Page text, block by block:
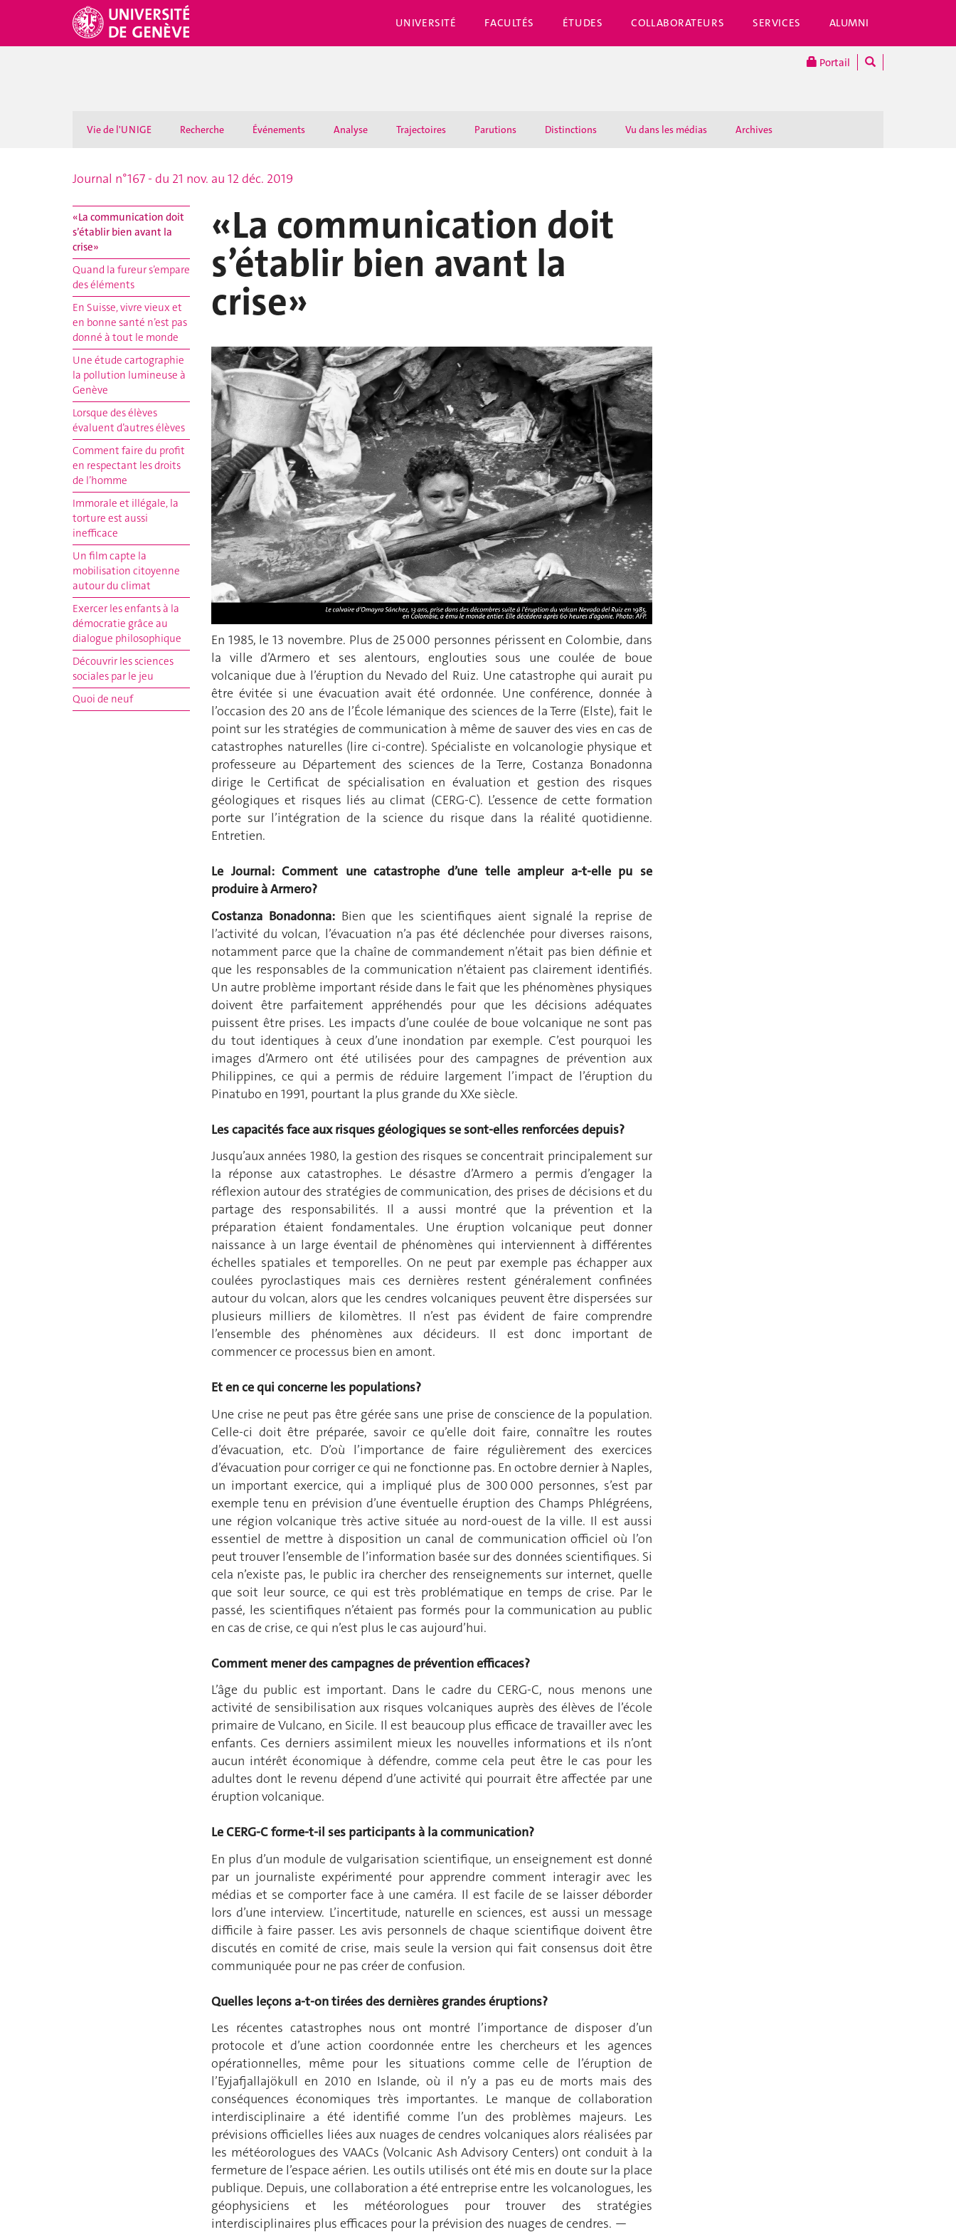
UNIVERSITÉ FACULTÉS ÉTUDES COLLABORATEURS SERVICES ALUMNI
Portail
Vie de l'UNIGE Recherche Événements Analyse Trajectoires Parutions Distinctions Vu dans les médias Archives
Journal n°167 - du 21 nov. au 12 déc. 2019
«La communication doit
s’établir bien avant la
crise»
Quand la fureur s’empare
des éléments
En Suisse, vivre vieux et
en bonne santé n’est pas
donné à tout le monde
Une étude cartographie
la pollution lumineuse à
Genève
Lorsque des élèves
évaluent d’autres élèves
Comment faire du profit
en respectant les droits
de l’homme
Immorale et illégale, la
torture est aussi
inefficace
Un film capte la
mobilisation citoyenne
autour du climat
Exercer les enfants à la
démocratie grâce au
dialogue philosophique
Découvrir les sciences
sociales par le jeu
Quoi de neuf
«La communication doit
s’établir bien avant la
crise»
En 1985, le 13 novembre. Plus de 25 000 personnes périssent en Colombie, dans
la ville d’Armero et ses alentours, englouties sous une coulée de boue
volcanique due à l’éruption du Nevado del Ruiz. Une catastrophe qui aurait pu
être évitée si une évacuation avait été ordonnée. Une conférence, donnée à
l’occasion des 20 ans de l’École lémanique des sciences de la Terre (Elste), fait le
point sur les stratégies de communication à même de sauver des vies en cas de
catastrophes naturelles (lire ci-contre). Spécialiste en volcanologie physique et
professeure au Département des sciences de la Terre, Costanza Bonadonna
dirige le Certificat de spécialisation en évaluation et gestion des risques
géologiques et risques liés au climat (CERG-C). L’essence de cette formation
porte sur l’intégration de la science du risque dans la réalité quotidienne.
Entretien.
Le Journal: Comment une catastrophe d’une telle ampleur a-t-elle pu se
produire à Armero?
Costanza Bonadonna:Bien que les scientifiques aient signalé la reprise de
l’activité du volcan, l’évacuation n’a pas été déclenchée pour diverses raisons,
notamment parce que la chaîne de commandement n’était pas bien définie et
que les responsables de la communication n’étaient pas clairement identifiés.
Un autre problème important réside dans le fait que les phénomènes physiques
doivent être parfaitement appréhendés pour que les décisions adéquates
puissent être prises. Les impacts d’une coulée de boue volcanique ne sont pas
du tout identiques à ceux d’une inondation par exemple. C’est pourquoi les
images d’Armero ont été utilisées pour des campagnes de prévention aux
Philippines, ce qui a permis de réduire largement l’impact de l’éruption du
Pinatubo en 1991, pourtant la plus grande du XXe siècle.
Les capacités face aux risques géologiques se sont-elles renforcées depuis?
Jusqu’aux années 1980, la gestion des risques se concentrait principalement sur
la réponse aux catastrophes. Le désastre d’Armero a permis d’engager la
réflexion autour des stratégies de communication, des prises de décisions et du
partage des responsabilités. Il a aussi montré que la prévention et la
préparation étaient fondamentales. Une éruption volcanique peut donner
naissance à un large éventail de phénomènes qui interviennent à différentes
échelles spatiales et temporelles. On ne peut par exemple pas échapper aux
coulées pyroclastiques mais ces dernières restent généralement confinées
autour du volcan, alors que les cendres volcaniques peuvent être dispersées sur
plusieurs milliers de kilomètres. Il n’est pas évident de faire comprendre
l’ensemble des phénomènes aux décideurs. Il est donc important de
commencer ce processus bien en amont.
Et en ce qui concerne les populations?
Une crise ne peut pas être gérée sans une prise de conscience de la population.
Celle-ci doit être préparée, savoir ce qu’elle doit faire, connaître les routes
d’évacuation, etc. D’où l’importance de faire régulièrement des exercices
d’évacuation pour corriger ce qui ne fonctionne pas. En octobre dernier à Naples,
un important exercice, qui a impliqué plus de 300 000 personnes, s’est par
exemple tenu en prévision d’une éventuelle éruption des Champs Phlégréens,
une région volcanique très active située au nord-ouest de la ville. Il est aussi
essentiel de mettre à disposition un canal de communication officiel où l’on
peut trouver l’ensemble de l’information basée sur des données scientifiques. Si
cela n’existe pas, le public ira chercher des renseignements sur internet, quelle
que soit leur source, ce qui est très problématique en temps de crise. Par le
passé, les scientifiques n’étaient pas formés pour la communication au public
en cas de crise, ce qui n’est plus le cas aujourd’hui.
Comment mener des campagnes de prévention efficaces?
L’âge du public est important. Dans le cadre du CERG-C, nous menons une
activité de sensibilisation aux risques volcaniques auprès des élèves de l’école
primaire de Vulcano, en Sicile. Il est beaucoup plus efficace de travailler avec les
enfants. Ces derniers assimilent mieux les nouvelles informations et ils n’ont
aucun intérêt économique à défendre, comme cela peut être le cas pour les
adultes dont le revenu dépend d’une activité qui pourrait être affectée par une
éruption volcanique.
Le CERG-C forme-t-il ses participants à la communication?
En plus d’un module de vulgarisation scientifique, un enseignement est donné
par un journaliste expérimenté pour apprendre comment interagir avec les
médias et se comporter face à une caméra. Il est facile de se laisser déborder
lors d’une interview. L’incertitude, naturelle en sciences, est aussi un message
difficile à faire passer. Les avis personnels de chaque scientifique doivent être
discutés en comité de crise, mais seule la version qui fait consensus doit être
communiquée pour ne pas créer de confusion.
Quelles leçons a-t-on tirées des dernières grandes éruptions?
Les récentes catastrophes nous ont montré l’importance de disposer d’un
protocole et d’une action coordonnée entre les chercheurs et les agences
opérationnelles, même pour les situations comme celle de l’éruption de
l’Eyjafjallajökull en 2010 en Islande, où il n’y a pas eu de morts mais des
conséquences économiques très importantes. Le manque de collaboration
interdisciplinaire a été identifié comme l’un des problèmes majeurs. Les
prévisions officielles liées aux nuages de cendres volcaniques alors réalisées par
les météorologues des VAACs (Volcanic Ash Advisory Centers) ont conduit à la
fermeture de l’espace aérien. Les outils utilisés ont été mis en doute sur la place
publique. Depuis, une collaboration a été entreprise entre les volcanologues, les
géophysiciens et les météorologues pour trouver des stratégies
interdisciplinaires plus efficaces pour la prévision des nuages de cendres. —